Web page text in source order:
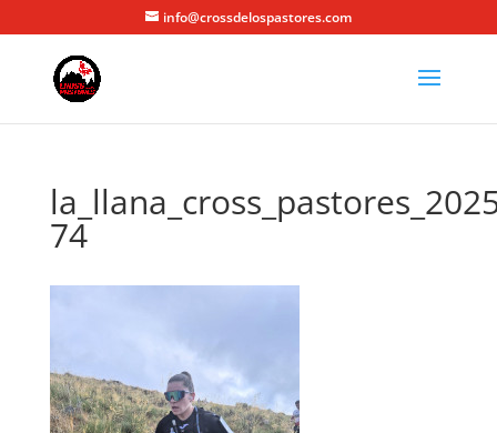
info@crossdelospastores.com
74